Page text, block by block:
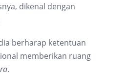
dikenal dengan
berharap ketentuan
memberikan ruang
.